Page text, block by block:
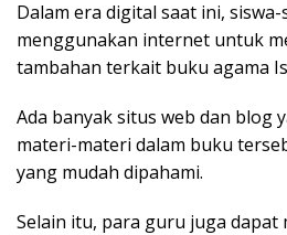
Dalam era digital saat ini,
menggunakan internet untuk
tambahan terkait buku agama
Ada banyak situs web dan blog
materi-materi dalam buku
yang mudah dipahami.
Selain itu, para guru juga dapat